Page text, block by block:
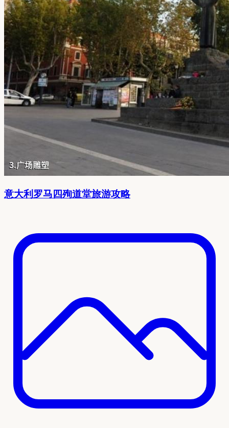
意大利罗马四殉道堂旅游攻略